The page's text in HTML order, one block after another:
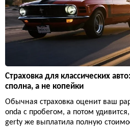
Страховка для классических
сполна, а не копейки
Обычная страховка оценит ваш
onda с пробегом, а потом
gerty же выплатила полную